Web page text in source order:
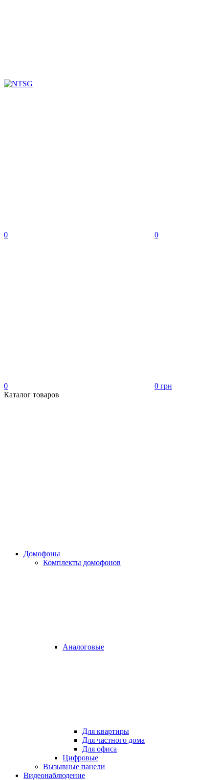
0 0
0
0 грн
Каталог товаров
Домофоны
Комплекты домофонов
Аналоговые
Для квартиры
Для частного дома
Для офиса
Цифровые
Вызывные панели
Видеонаблюдение